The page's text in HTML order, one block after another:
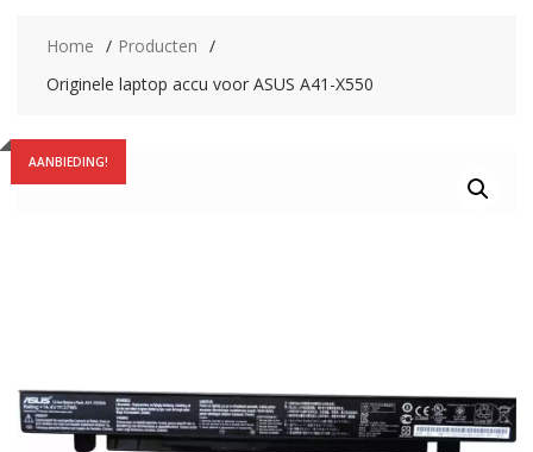
Home
Producten
Originele laptop accu voor ASUS A41-X550
AANBIEDING!